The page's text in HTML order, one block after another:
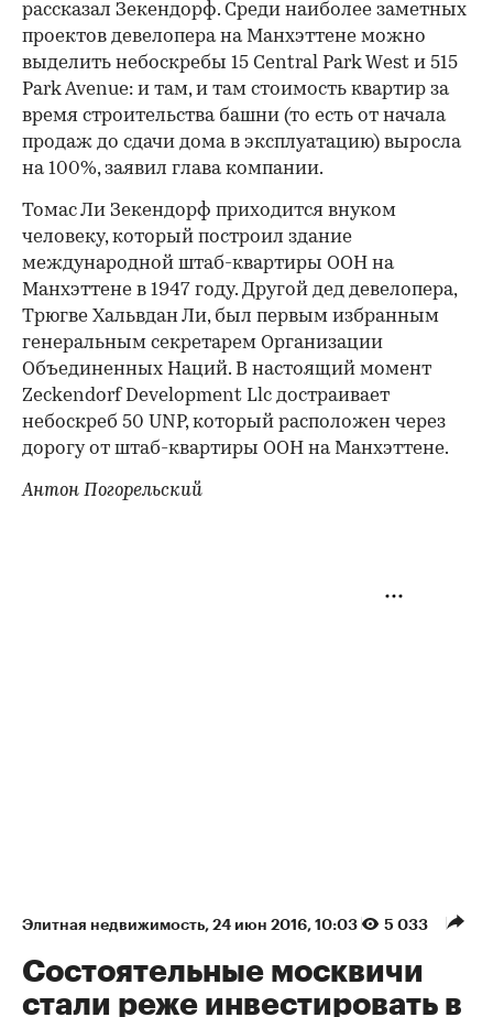
рассказал Зекендорф. Среди наиболее заметных
проектов девелопера на Манхэттене можно
выделить небоскребы 15 Central Park West и 515
Park Avenue: и там, и там стоимость квартир за
время строительства башни (то есть от начала
продаж до сдачи дома в эксплуатацию) выросла
на 100%, заявил глава компании.
Томас Ли Зекендорф приходится внуком
человеку, который построил здание
международной штаб-квартиры ООН на
Манхэттене в 1947 году. Другой дед девелопера,
Трюгве Хальвдан Ли, был первым избранным
генеральным секретарем Организации
Объединенных Наций. В настоящий момент
Zeckendorf Development Llc достраивает
небоскреб 50 UNP, который расположен через
дорогу от штаб-квартиры ООН на Манхэттене.
Антон Погорельский
Элитная недвижимость⁠, 24 июн 2016, 10:03 5 033
Состоятельные москвичи
стали реже инвестировать в